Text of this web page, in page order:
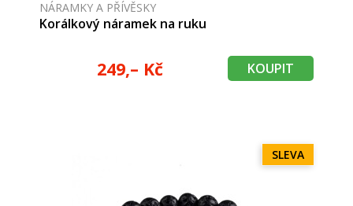
NÁRAMKY A PŘÍVĚSKY
Korálkový náramek na ruku
249,– Kč KOUPIT
SLEVA